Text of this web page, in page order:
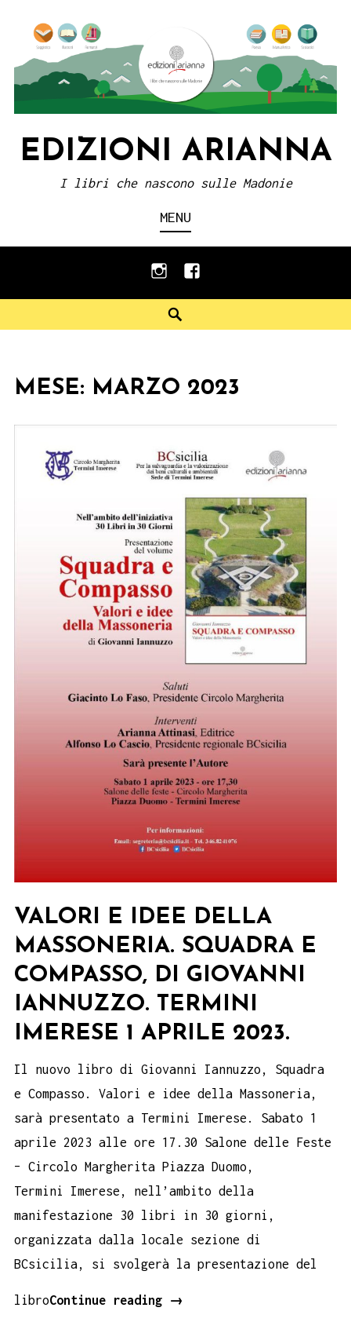
content
EDIZIONI ARIANNA
I libri che nascono sulle Madonie
MENU
instagramfacebook
MESE: MARZO 2023
VALORI E IDEE DELLA
MASSONERIA. SQUADRA E
COMPASSO, DI GIOVANNI
IANNUZZO. TERMINI
IMERESE 1 APRILE 2023.
Il nuovo libro di Giovanni Iannuzzo, Squadra
e Compasso. Valori e idee della Massoneria,
sarà presentato a Termini Imerese. Sabato 1
aprile 2023 alle ore 17.30 Salone delle Feste
– Circolo Margherita Piazza Duomo,
Termini Imerese, nell’ambito della
manifestazione 30 libri in 30 giorni,
organizzata dalla locale sezione di
BCsicilia, si svolgerà la presentazione del
libroContinue reading
Valori
→